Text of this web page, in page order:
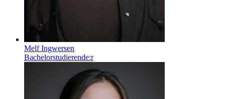
Melf Ingwersen
Bachelorstudierende:r